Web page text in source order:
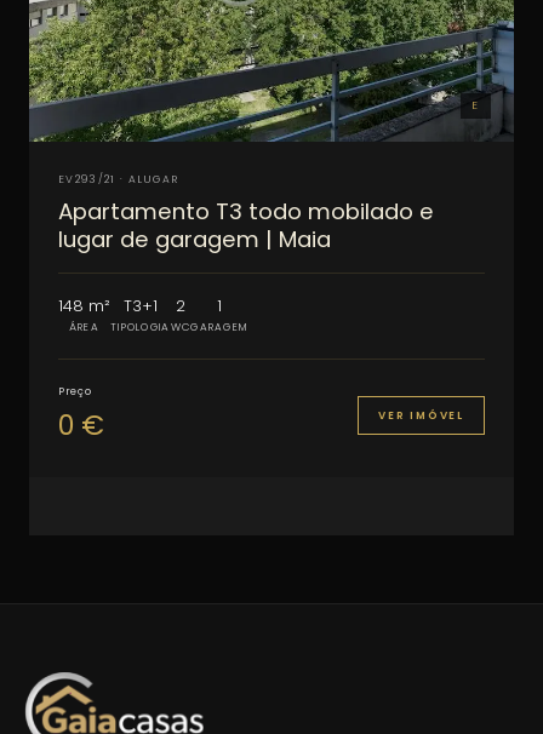
E
EV293/21 · ALUGAR
Apartamento T3 todo mobilado e
lugar de garagem | Maia
148 m²
ÁREA
T3+1
TIPOLOGIA
2
WC
1
GARAGEM
Preço
0 € VER IMÓVEL